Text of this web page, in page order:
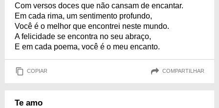
Com versos doces que não cansam de encantar.
Em cada rima, um sentimento profundo,
Você é o melhor que encontrei neste mundo.
A felicidade se encontra no seu abraço,
E em cada poema, você é o meu encanto.
COPIAR COMPARTILHAR
Te amo